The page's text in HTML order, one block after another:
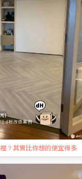
？其實比你想的便宜得多